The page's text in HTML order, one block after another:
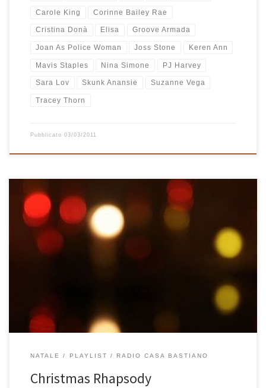
Carole King Corinne Bailey Rae
Cristina Donà Elisa Groove Armada
Joan As Police Woman Joss Stone Keren Ann
Mavis Staples Nina Simone PJ Harvey
Sara Lov Skunk Anansie Suzanne Vega
Tracey Thorn
Pubblicato 03/03/2011
Per amici, parenti e fan di Radio Casa Bastiano è ormai un classico,
senza non è neanche Natale. La mitica playlist di Natale
quest’anno accontenta davvero tutti: pop, rock, jazz, elettronica,
NATALE PLAYLIST RADIO CASA BASTIANO
Christmas Rhapsody